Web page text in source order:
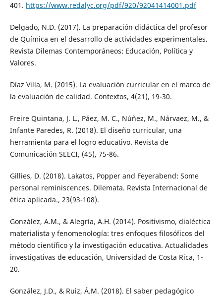
401. https://www.redalyc.org/pdf/920/92041414001.pdf
Delgado, N.D. (2017). La preparación didáctica del profesor
de Química en el desarrollo de actividades experimentales.
Revista Dilemas Contemporáneos: Educación, Política y
Valores.
Díaz Villa, M. (2015). La evaluación curricular en el marco de
la evaluación de calidad. Contextos, 4(21), 19-30.
Freire Quintana, J. L., Páez, M. C., Núñez, M., Nárvaez, M., &
Infante Paredes, R. (2018). El diseño curricular, una
herramienta para el logro educativo. Revista de
Comunicación SEECI, (45), 75-86.
Gillies, D. (2018). Lakatos, Popper and Feyerabend: Some
personal reminiscences. Dilemata. Revista Internacional de
ética aplicada., 23(93-108).
González, A.M., & Alegría, A.H. (2014). Positivismo, dialéctica
materialista y fenomenología: tres enfoques filosóficos del
método científico y la investigación educativa. Actualidades
investigativas de educación, Universidad de Costa Rica, 1-
20.
González, J.D., & Ruiz, Á.M. (2018). El saber pedagógico